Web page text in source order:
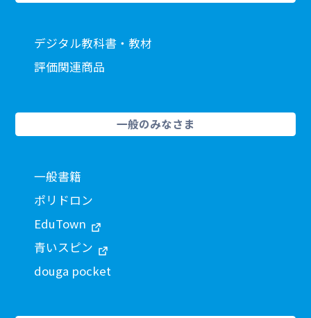
デジタル教科書・教材
評価関連商品
一般のみなさま
一般書籍
ポリドロン
EduTown
青いスピン
douga pocket